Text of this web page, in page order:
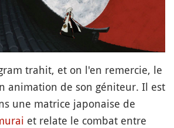
trahit, et on l'en remercie, le
animation de son géniteur. Il est
une matrice japonaise de
et relate le combat entre